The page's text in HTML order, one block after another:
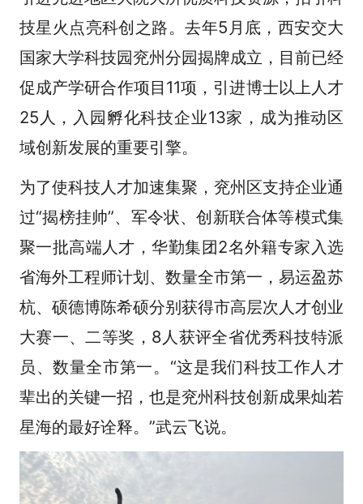
技星火点亮科创之路。去年5月底，西安交大
国家大学科技园兖州分园揭牌成立，目前已经
促成产学研合作项目11项，引进博士以上人才
25人，入园孵化科技企业13家，成为推动区
域创新发展的重要引擎。
为了使科技人才加速集聚，兖州区支持企业通
过“揭榜挂帅”、军令状、创新联合体等模式集
聚一批高端人才，华勤集团2名外籍专家入选
省海外工程师计划、数量全市第一，易运盈苏
杭、硕德博陈希硕分别获得市高层次人才创业
大赛一、二等奖，8人获评全省优秀科技特派
员、数量全市第一。“这是我们科技工作人才
辈出的关键一招，也是兖州科技创新成果灿若
星海的最好诠释。”武云飞说。